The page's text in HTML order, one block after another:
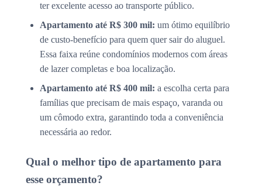
ter excelente acesso ao transporte público.
Apartamento até R$ 300 mil: um ótimo equilíbrio
de custo-benefício para quem quer sair do aluguel.
Essa faixa reúne condomínios modernos com áreas
de lazer completas e boa localização.
Apartamento até R$ 400 mil: a escolha certa para
famílias que precisam de mais espaço, varanda ou
um cômodo extra, garantindo toda a conveniência
necessária ao redor.
Qual o melhor tipo de apartamento para
esse orçamento?